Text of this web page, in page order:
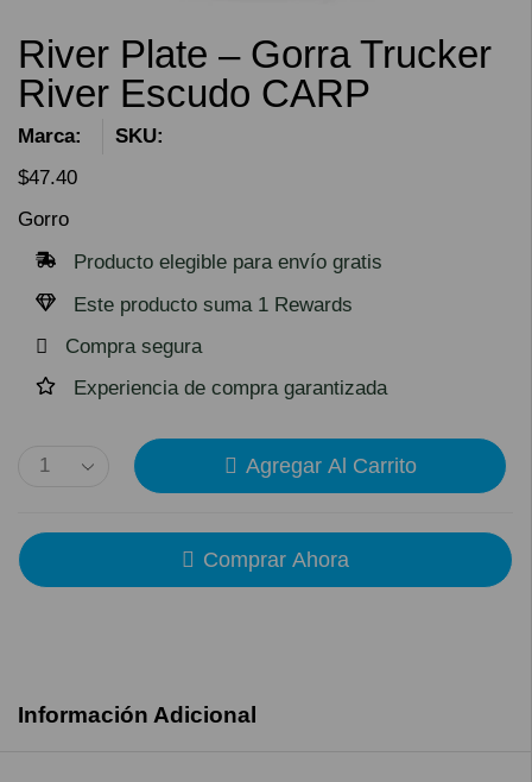
River Plate – Gorra Trucker
River Escudo CARP
Marca:
SKU:
$47.40
Gorro
Producto elegible para envío gratis
Este producto suma 1 Rewards
Compra segura
Experiencia de compra garantizada
Agregar Al Carrito
Comprar Ahora
Información Adicional